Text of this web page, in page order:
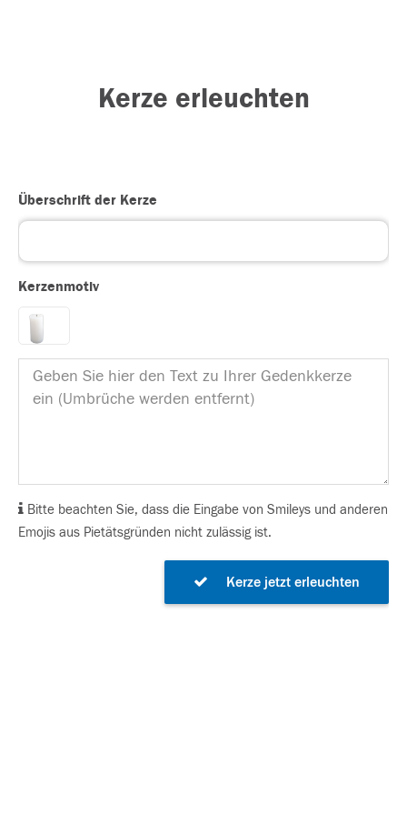
Kerze erleuchten
Überschrift der Kerze
Kerzenmotiv
Bitte beachten Sie, dass die Eingabe von Smileys und anderen
Emojis aus Pietätsgründen nicht zulässig ist.
Kerze jetzt erleuchten